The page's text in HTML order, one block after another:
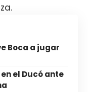
Boca a jugar
el Ducó ante